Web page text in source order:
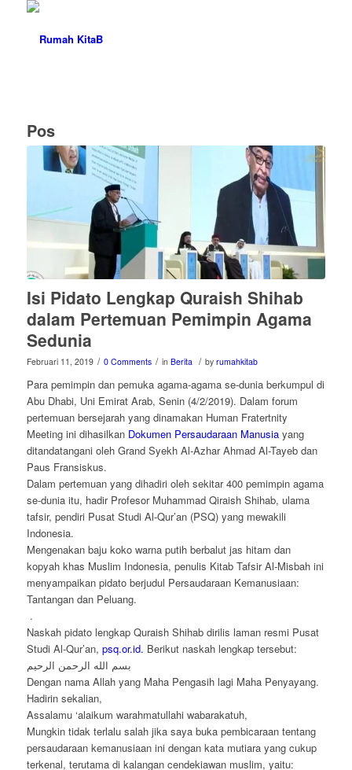
Pos
Isi Pidato Lengkap Quraish Shihab
dalam Pertemuan Pemimpin Agama
Sedunia
Februari 11, 2019 / 0 Comments / in Berita / by rumahkitab
Para pemimpin dan pemuka agama-agama se-dunia berkumpul di
Abu Dhabi, Uni Emirat Arab, Senin (4/2/2019). Dalam forum
pertemuan bersejarah yang dinamakan Human Fratertnity
Meeting ini dihasilkan Dokumen Persaudaraan Manusiayang
ditandatangani oleh Grand Syekh Al-Azhar Ahmad Al-Tayeb dan
Paus Fransiskus.
Dalam pertemuan yang dihadiri oleh sekitar 400 pemimpin agama
se-dunia itu, hadir Profesor Muhammad Qiraish Shihab, ulama
tafsir, pendiri Pusat Studi Al-Qur’an (PSQ) yang mewakili
Indonesia.
Mengenakan baju koko warna putih berbalut jas hitam dan
kopyah khas Muslim Indonesia, penulis Kitab Tafsir Al-Misbah ini
menyampaikan pidato berjudul Persaudaraan Kemanusiaan:
Tantangan dan Peluang.
.
Naskah pidato lengkap Quraish Shihab dirilis laman resmi Pusat
Studi Al-Qur’an, psq.or.id. Berikut naskah lengkap tersebut:
بسم الله الرحمن الرحيم
Dengan nama Allah yang Maha Pengasih lagi Maha Penyayang.
Hadirin sekalian,
Assalamu ‘alaikum warahmatullahi wabarakatuh,
Mungkin tidak terlalu salah jika saya buka pembicaraan tentang
persaudaraan kemanusiaan ini dengan kata mutiara yang cukup
terkenal, terutama di kalangan cendekiawan muslim, yaitu: